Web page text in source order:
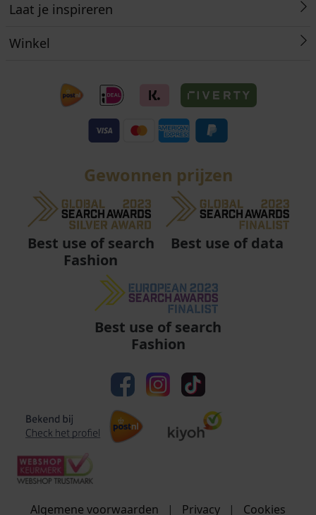
Laat je inspireren
Winkel
Gewonnen prijzen
Best use of search
Fashion
Best use of data
Best use of search
Fashion
Algemene voorwaarden | Privacy | Cookies